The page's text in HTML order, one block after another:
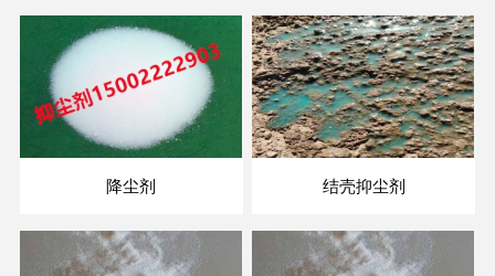
降尘剂 结壳抑尘剂